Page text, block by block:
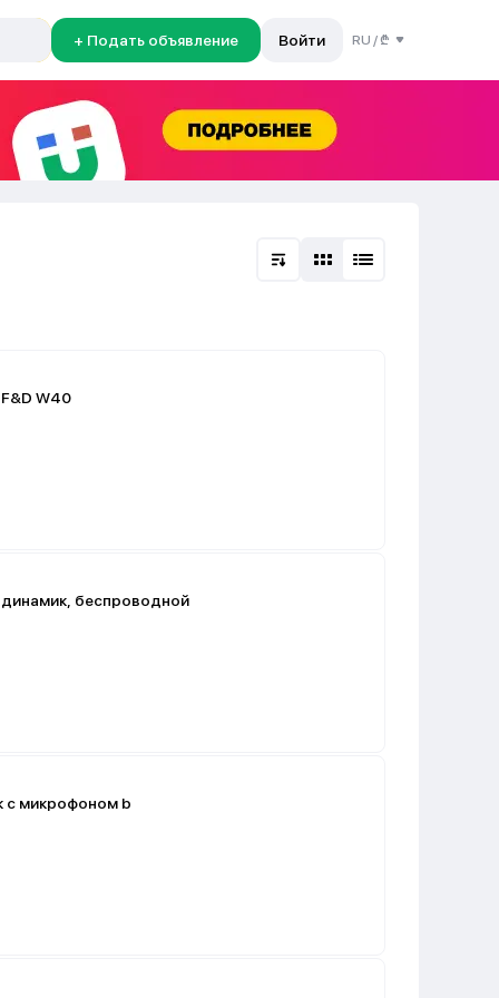
+ Подать объявление Войти RU /₾
W40
беспроводной
Borofone BP23 Spring BT-динамик с микрофоном b